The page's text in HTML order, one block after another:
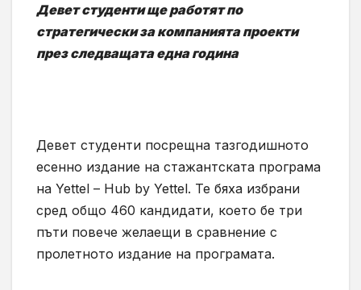
Девет студенти ще работят по
стратегически за компанията проекти
през следващата една година
Девет студенти посрещна тазгодишното
есенно издание на стажантската програма
на Yettel – Hub by Yettel. Те бяха избрани
сред общо 460 кандидати, което бе три
пъти повече желаещи в сравнение с
пролетното издание на програмата.